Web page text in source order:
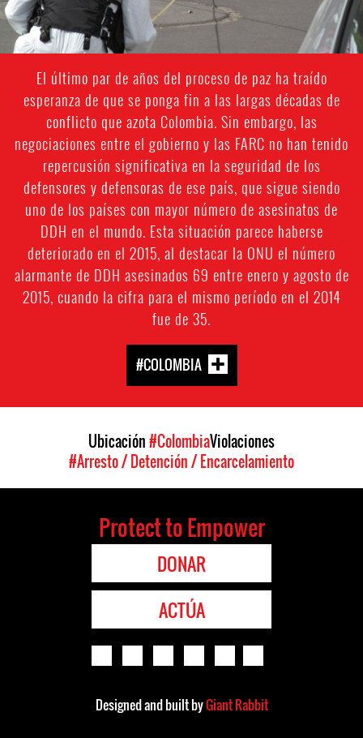
El último par de años del proceso de paz ha traído
esperanza de que se ponga fin a las largas décadas de
conflicto que azota Colombia. Sin embargo, las
negociaciones entre el gobierno y las FARC no han tenido
repercusión significativa en la seguridad de los
defensores y defensoras de ese país, que sigue siendo
uno de los países con mayor número de asesinatos de
DDH en el mundo. Esta situación parece haberse
deteriorado en el 2015, al destacar la ONU el número
alarmante de DDH asesinados 69 entre enero y agosto de
2015, cuando la cifra para el mismo período en el 2014
fue de 35.
#COLOMBIA
Ubicación#ColombiaViolaciones
#Arresto / Detención / Encarcelamiento
Protect to Empower
DONAR
ACTÚA
Designed and built byGiant Rabbit